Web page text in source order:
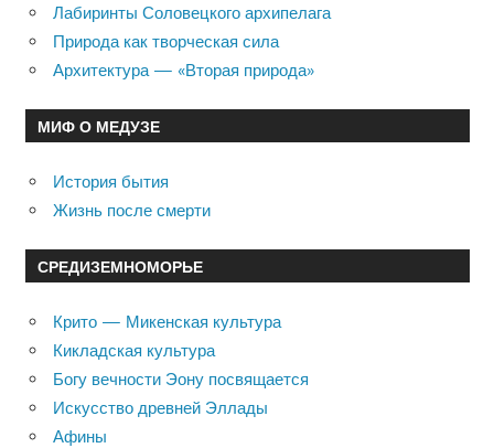
Лабиринты Соловецкого архипелага
Природа как творческая сила
Архитектура — «Вторая природа»
МИФ О МЕДУЗЕ
История бытия
Жизнь после смерти
СРЕДИЗЕМНОМОРЬЕ
Крито — Микенская культура
Кикладская культура
Богу вечности Эону посвящается
Искусство древней Эллады
Афины